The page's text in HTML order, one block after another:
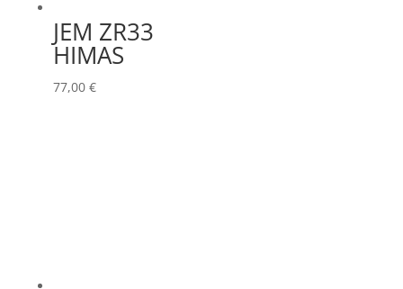
JEM ZR33
HIMAS
77,00 €